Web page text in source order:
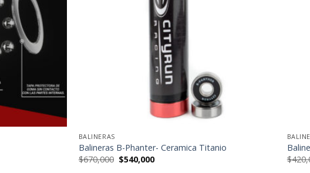
BALINERAS
Balineras B-Phanter- Ceramica Titanio
$670,000 El
precio
$540,000El
$